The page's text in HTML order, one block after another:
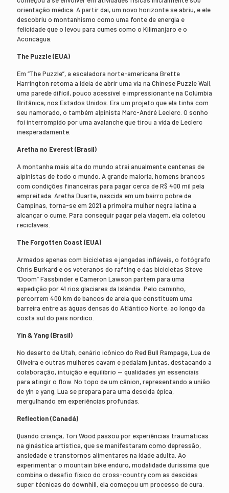
orientação médica. A partir daí, um novo horizonte se abriu, e ele
descobriu o montanhismo como uma fonte de energia e
felicidade que o levou para cumes como o Kilimanjaro e o
Aconcágua.
The Puzzle (EUA)
Em “The Puzzle”, a escaladora norte-americana Brette
Harrington retoma a ideia de abrir uma via na Chinese Puzzle Wall,
uma parede difícil, pouco acessível e impressionante na Colúmbia
Britânica, nos Estados Unidos. Era um projeto que ela tinha com
seu namorado, o também alpinista Marc-André Leclerc. O sonho
foi interrompido por uma avalanche que tirou a vida de Leclerc
inesperadamente.
Aretha no Everest (Brasil)
A montanha mais alta do mundo atrai anualmente centenas de
alpinistas de todo o mundo. A grande maioria, homens brancos
com condições financeiras para pagar cerca de R$ 400 mil pela
empreitada. Aretha Duarte, nascida em um bairro pobre de
Campinas, torna-se em 2021 a primeira mulher negra latina a
alcançar o cume. Para conseguir pagar pela viagem, ela coletou
recicláveis.
The Forgotten Coast (EUA)
Armados apenas com bicicletas e jangadas infláveis, o fotógrafo
Chris Burkard e os veteranos do rafting e das bicicletas Steve
“Doom” Fassbinder e Cameron Lawson partem para uma
expedição por 41 rios glaciares da Islândia. Pelo caminho,
percorrem 400 km de bancos de areia que constituem uma
barreira entre as águas densas do Atlântico Norte, ao longo da
costa sul do país nórdico.
Yin & Yang (Brasil)
No deserto de Utah, cenário icônico do Red Bull Rampage, Lua de
Oliveira e outras mulheres cavam e pedalam juntas, destacando a
colaboração, intuição e equilíbrio — qualidades yin essenciais
para atingir o flow. No topo de um cânion, representando a união
de yin e yang, Lua se prepara para uma descida épica,
mergulhando em experiências profundas.
Reflection (Canadá)
Quando criança, Tori Wood passou por experiências traumáticas
na ginástica artística, que se manifestaram como depressão,
ansiedade e transtornos alimentares na idade adulta. Ao
experimentar o mountain bike enduro, modalidade duríssima que
combina o desafio físico do cross-country com as descidas
super técnicas do downhill, ela começou um processo de cura.